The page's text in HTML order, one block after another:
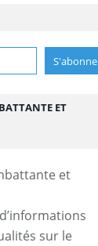
ET
sur le